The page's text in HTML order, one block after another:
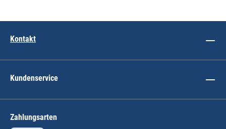
Kontakt
Kundenservice
Zahlungsarten